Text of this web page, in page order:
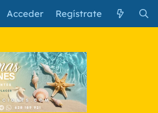
Acceder Regístrate